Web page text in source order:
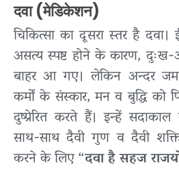
दवा (मेडिकेशन)
चिकित्सा का दूसरा स्तर है दवा।
असत्य स्पष्ट होने के कारण,
बाहर आ गए। लेकिन अन्दर
कर्मों के संस्कार, मन व बुद्धि
दुष्प्रेरित करते हैं। इन्हें
साथ-साथ दैवी गुण व दैवी
करने के लिए “दवा है सहज